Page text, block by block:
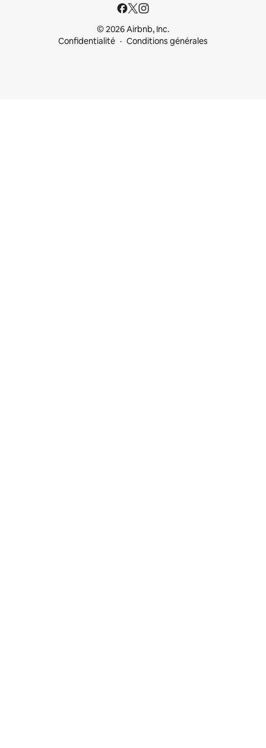
© 2026 Airbnb, Inc.
Confidentialité
Conditions générales